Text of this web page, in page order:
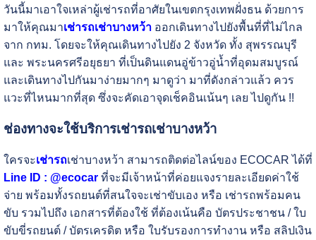
วันนี้มาเอาใจเหล่าผู้เช่ารถที่อาศัยในเขตกรุงเทพฝั่งธน ด้วยการ
มาให้คุณมาเช่ารถเช่าบางหว้าออกเดินทางไปยังพื้นที่ที่ไม่ไกล
จาก กทม. โดยจะให้คุณเดินทางไปยัง 2 จังหวัด ทั้ง สุพรรณบุรี
และ พระนครศรีอยุธยา ที่เป็นดินแดนอู่ข้าวอู่น้ำที่อุดมสมบูรณ์
และเดินทางไปกันมาง่ายมากๆ มาดูว่า มาที่ดังกล่าวแล้ว ควร
แวะที่ไหนมากที่สุด ซึ่งจะคัดเอาจุดเช็คอินเน้นๆ เลย ไปดูกัน !!
ช่องทางจะใช้บริการเช่ารถเช่าบางหว้า
ใครจะเช่ารถเช่าบางหว้า สามารถติดต่อไลน์ของ ECOCAR ได้ที่
Line ID : @ecocarที่จะมีเจ้าหน้าที่ค่อยแจงรายละเอียดค่าใช้
จ่าย พร้อมทั้งรถยนต์ที่สนใจจะเช่าขับเอง หรือ เช่ารถพร้อมคน
ขับ รวมไปถึง เอกสารที่ต้องใช้ ที่ต้องเน้นคือ บัตรประชาชน / ใบ
ขับขี่รถยนต์ / บัตรเครดิต หรือ ใบรับรองการทำงาน หรือ สลิปเงิน